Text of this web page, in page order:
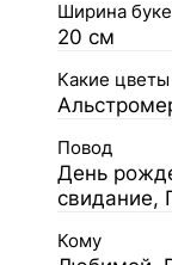
Ширина
20 см
Какие
Повод
День
свидание,
Кому